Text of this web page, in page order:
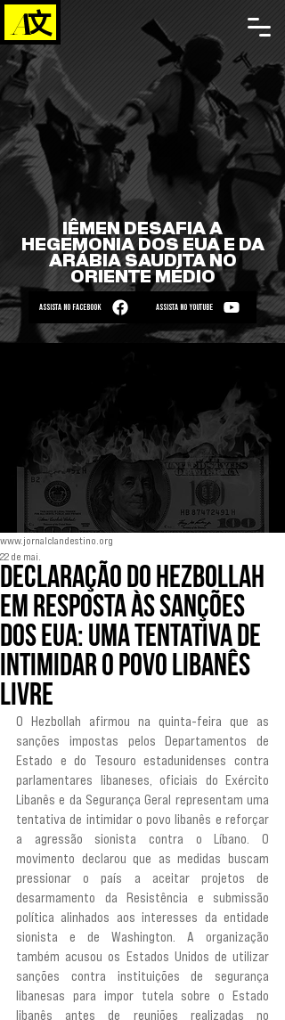
IÊMEN DESAFIA A
HEGEMONIA DOS EUA E DA
ARÁBIA SAUDITA NO
ORIENTE MÉDIO
ASSISTA NO FACEBOOK ASSISTA NO YOUTUBE
Declaração do Hezbollah
em resposta às sanções
dos EUA: uma tentativa de
intimidar o povo libanês
livre
www.jornalclandestino.org
22 de mai.
O Hezbollah afirmou na quinta-feira que as
sanções impostas pelos Departamentos de
Estado e do Tesouro estadunidenses contra
parlamentares libaneses, oficiais do Exército
Libanês e da Segurança Geral representam uma
tentativa de intimidar o povo libanês e reforçar
a agressão sionista contra o Líbano. O
movimento declarou que as medidas buscam
pressionar o país a aceitar projetos de
desarmamento da Resistência e submissão
política alinhados aos interesses da entidade
sionista e de Washington. A organização
também acusou os Estados Unidos de utilizar
sanções contra instituições de segurança
libanesas para impor tutela sobre o Estado
libanês antes de reuniões realizadas no